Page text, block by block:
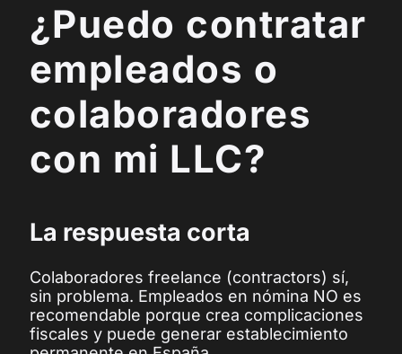
¿Puedo contratar
empleados o
colaboradores
con mi LLC?
La respuesta corta
Colaboradores freelance (contractors) sí,
sin problema. Empleados en nómina NO es
recomendable porque crea complicaciones
fiscales y puede generar establecimiento